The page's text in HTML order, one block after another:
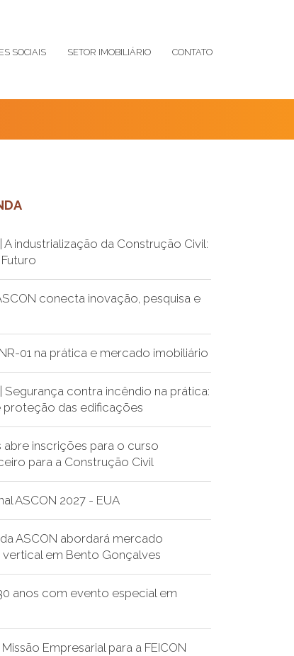
SOCIAIS SETOR IMOBILIÁRIO CONTATO
A industrialização da Construção Civil:
conecta inovação, pesquisa e
01 na prática e mercado imobiliário
Segurança contra incêndio na prática:
proteção das edificações
abre inscrições para o curso
para a Construção Civil
ASCON 2027 - EUA
ASCON abordará mercado
em Bento Gonçalves
anos com evento especial em
Empresarial para a FEICON